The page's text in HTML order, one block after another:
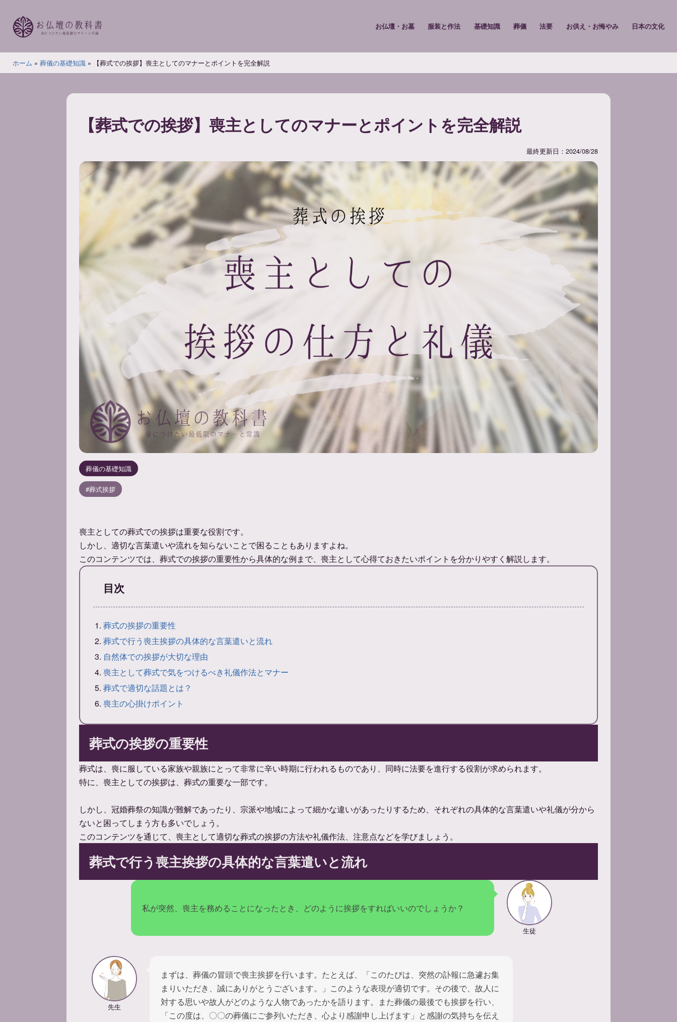
へ
お
仏
お仏壇・お墓 服装と作法 基礎知識 葬儀 法要 お供え・お悔やみ 日本の文化
ホーム » 葬儀の基礎知識 » 【葬式での挨拶】喪主としてのマナーとポイントを完全解説
【葬式での挨拶】喪主としてのマナーとポイントを完全解説
最終更新日：2024/08/28
葬儀の基礎知識
葬式挨拶
喪主としての葬式での挨拶は重要な役割です。
しかし、適切な言葉遣いや流れを知らないことで困ることもありますよね。
このコンテンツでは、葬式での挨拶の重要性から具体的な例まで、喪主として心得ておきたいポイントを分かりやすく解説します。
目次
葬式の挨拶の重要性
葬式で行う喪主挨拶の具体的な言葉遣いと流れ
自然体での挨拶が大切な理由
喪主として葬式で気をつけるべき礼儀作法とマナー
葬式で適切な話題とは？
喪主の心掛けポイント
葬式の挨拶の重要性
葬式は、喪に服している家族や親族にとって非常に辛い時期に行われるものであり、同時に法要を進行する役割が求められます。
特に、喪主としての挨拶は、葬式の重要な一部です。
しかし、冠婚葬祭の知識が難解であったり、宗派や地域によって細かな違いがあったりするため、それぞれの具体的な言葉遣いや礼儀が分から
ないと困ってしまう方も多いでしょう。
このコンテンツを通じて、喪主として適切な葬式の挨拶の方法や礼儀作法、注意点などを学びましょう。
葬式で行う喪主挨拶の具体的な言葉遣いと流れ
私が突然、喪主を務めることになったとき、どのように挨拶をすればいいのでしょうか？
生徒
先生
まずは、葬儀の冒頭で喪主挨拶を行います。たとえば、「このたびは、突然の訃報に急遽お集
まりいただき、誠にありがとうございます。」このような表現が適切です。その後で、故人に
対する思いや故人がどのような人物であったかを語ります。また葬儀の最後でも挨拶を行い、
「この度は、〇〇の葬儀にご参列いただき、心より感謝申し上げます」と感謝の気持ちを伝え